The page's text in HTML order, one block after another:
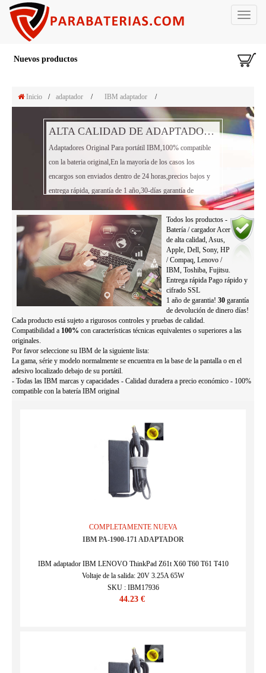
Toggle
Nuevos productos
Inicio / adaptador / IBM adaptador /
ALTA CALIDAD DE ADAPTADOR PORTÁTIL IBM
Adaptadores Original Para portátil IBM,100% compatible
con la bateria original,En la mayoría de los casos los
encargos son enviados dentro de 24 horas,precios bajos y
entrega rápida, garantía de 1 año,30-días garantía de
Todos los productos -
Batería / cargador Acer
de alta calidad, Asus,
Apple, Dell, Sony, HP
/ Compaq, Lenovo /
IBM, Toshiba, Fujitsu.
Entrega rápida Pago rápido y
cifrado SSL
1 año de garantia! 30 garantía
de devolución de dinero días!
Cada producto está sujeto a rigurosos controles y pruebas de calidad.
Compatibilidad a 100% con características técnicas equivalentes o superiores a las
originales.
Por favor seleccione su IBM de la siguiente lista:
La gama, série y modelo normalmente se encuentra en la base de la pantalla o en el
adesivo localizado debajo de su portátil.
- Todas las IBM marcas y capacidades - Calidad duradera a precio económico - 100%
compatible con la batería IBM original
COMPLETAMENTE NUEVA
IBM PA-1900-171 ADAPTADOR
IBM adaptador IBM LENOVO ThinkPad Z61t X60 T60 T61 T410
Voltaje de la salida: 20V 3.25A 65W
SKU : IBM17936
44.23 €